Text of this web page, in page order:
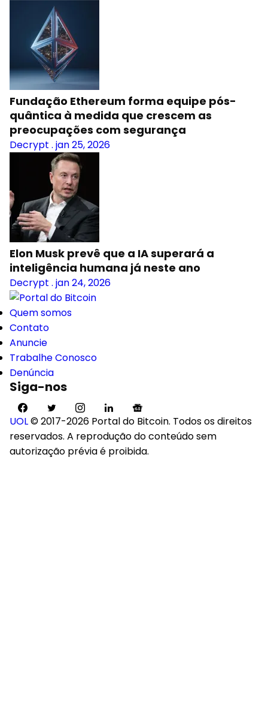
Fundação Ethereum forma equipe pós-
quântica à medida que crescem as
preocupações com segurança
Decrypt . jan 25, 2026
Elon Musk prevê que a IA superará a
inteligência humana já neste ano
Decrypt . jan 24, 2026
Quem somos
Contato
Anuncie
Trabalhe Conosco
Denúncia
Siga-nos
UOL© 2017-2026 Portal do Bitcoin. Todos os direitos
reservados. A reprodução do conteúdo sem
autorização prévia é proibida.